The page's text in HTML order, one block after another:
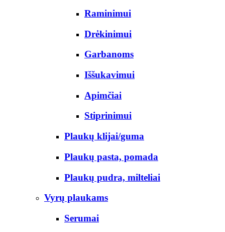
Raminimui
Drėkinimui
Garbanoms
Iššukavimui
Apimčiai
Stiprinimui
Plaukų klijai/guma
Plaukų pasta, pomada
Plaukų pudra, milteliai
Vyrų plaukams
Serumai